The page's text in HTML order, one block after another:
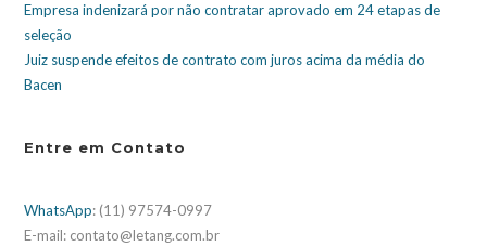
Empresa indenizará por não contratar aprovado em 24 etapas de
seleção
Juiz suspende efeitos de contrato com juros acima da média do
Bacen
Entre em Contato
WhatsApp: (11) 97574-0997
E-mail: contato@letang.com.br